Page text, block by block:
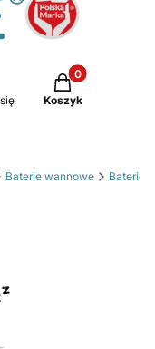
Produkty w
Koszyk
Baterie wannowe